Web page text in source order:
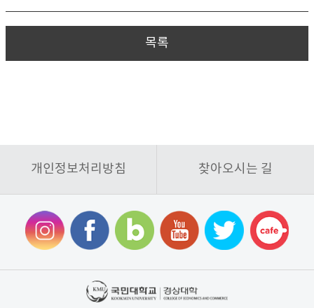
목록
개인정보처리방침 찾아오시는 길